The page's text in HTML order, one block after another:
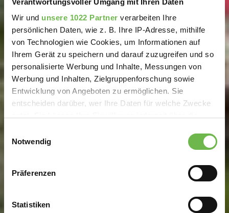
Wir und unsere 1022 Partner verarbeiten Ihre
persönlichen Daten, wie z. B. Ihre IP-Adresse, mithilfe
von Technologien wie Cookies, um Informationen auf
Ihrem Gerät zu speichern und darauf zuzugreifen und so
personalisierte Werbung und Inhalte, Messungen von
Werbung und Inhalten, Zielgruppenforschung sowie
Entwicklung von Angeboten zu ermöglichen. Sie
entscheiden darüber, wer Ihre Daten für welche Zwecke
Trigger Symbol ändern oder widerrufen
Informationen über Ihre geografische Lage
können
Notwendig
Präferenzen
Statistiken